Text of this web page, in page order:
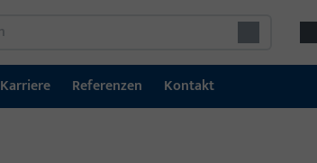
Karriere Referenzen Kontakt